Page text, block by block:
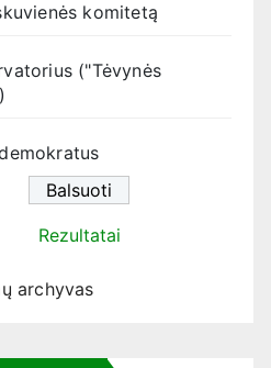
komitetą
("Tėvynės
Rezultatai
archyvas